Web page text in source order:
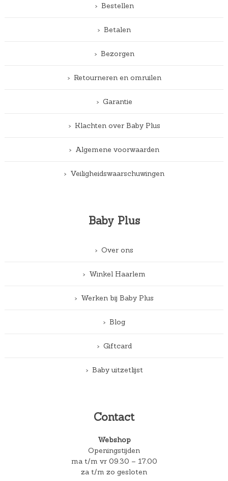
Bestellen
Betalen
Bezorgen
Retourneren en omruilen
Garantie
Klachten over Baby Plus
Algemene voorwaarden
Veiligheidswaarschuwingen
Baby Plus
Over ons
Winkel Haarlem
Werken bij Baby Plus
Blog
Giftcard
Baby uitzetlijst
Contact
Webshop
Openingstijden
ma t/m vr 09.30 – 17.00
za t/m zo gesloten